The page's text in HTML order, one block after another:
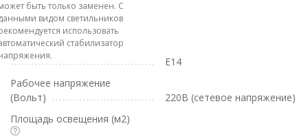
быть только заменен. С
видом светильников
использовать
стабилизатор
E14
Рабочее напряжение
(Вольт)
220В (сетевое напряжение)
Площадь освещения (м2)